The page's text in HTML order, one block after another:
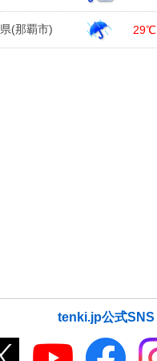
(那覇市) 29℃
tenki.jp公式SNS